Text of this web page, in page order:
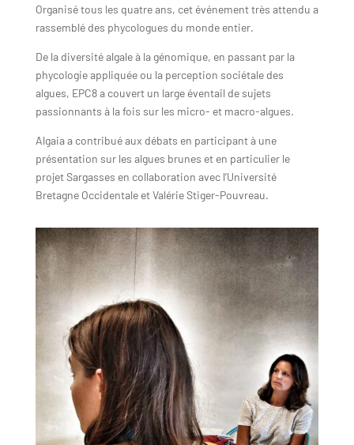
Organisé tous les quatre ans, cet événement très attendu a
rassemblé des phycologues du monde entier.
De la diversité algale à la génomique, en passant par la
phycologie appliquée ou la perception sociétale des
algues, EPC8 a couvert un large éventail de sujets
passionnants à la fois sur les micro- et macro-algues.
Algaia a contribué aux débats en participant à une
présentation sur les algues brunes et en particulier le
projet Sargasses en collaboration avec l’Université
Bretagne Occidentale et Valérie Stiger-Pouvreau.